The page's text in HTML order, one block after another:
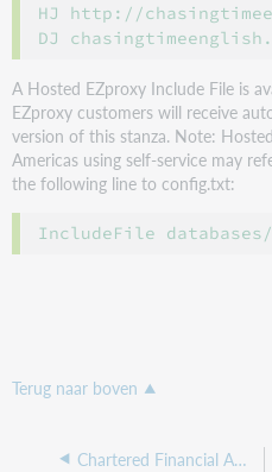
HJ http://
A Hosted EZproxy Include File is
EZproxy customers will receive
version of this stanza. Note:
Americas using self-service may
the following line to config.txt:
Terug naar boven
Chartered Financial Analysts Institute